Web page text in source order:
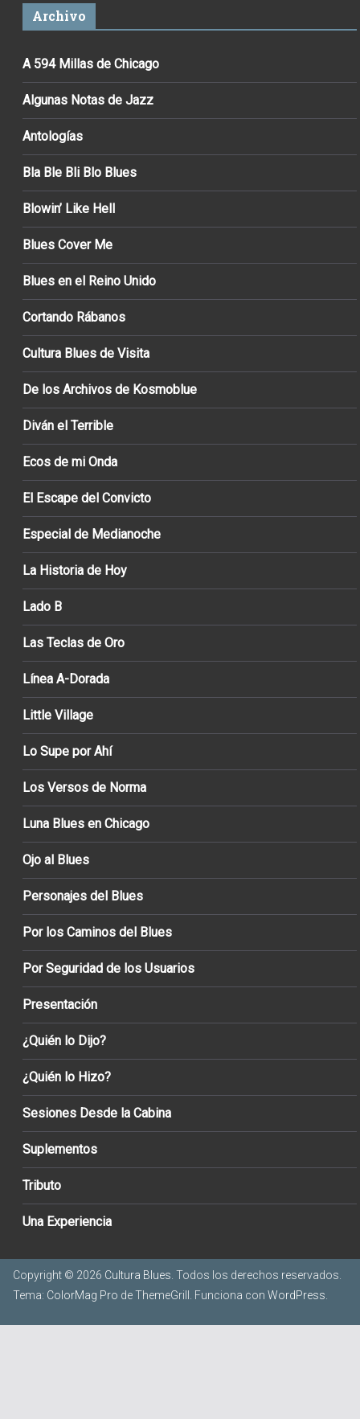
Archivo
A 594 Millas de Chicago
Algunas Notas de Jazz
Antologías
Bla Ble Bli Blo Blues
Blowin’ Like Hell
Blues Cover Me
Blues en el Reino Unido
Cortando Rábanos
Cultura Blues de Visita
De los Archivos de Kosmoblue
Diván el Terrible
Ecos de mi Onda
El Escape del Convicto
Especial de Medianoche
La Historia de Hoy
Lado B
Las Teclas de Oro
Línea A-Dorada
Little Village
Lo Supe por Ahí
Los Versos de Norma
Luna Blues en Chicago
Ojo al Blues
Personajes del Blues
Por los Caminos del Blues
Por Seguridad de los Usuarios
Presentación
¿Quién lo Dijo?
¿Quién lo Hizo?
Sesiones Desde la Cabina
Suplementos
Tributo
Una Experiencia
Copyright © 2026 Cultura Blues. Todos los derechos reservados.
Tema: ColorMag Pro de ThemeGrill. Funciona con WordPress.